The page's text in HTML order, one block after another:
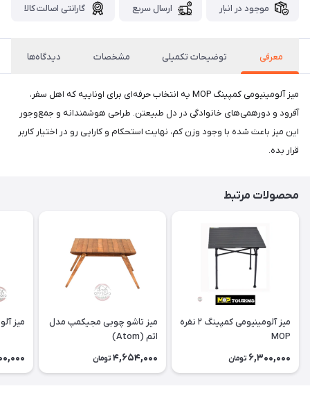
موجود در انبار ارسال سریع گارانتی اصالت کالا
معرفی توضیحات تکمیلی مشخصات دیدگاه‌ها
میز آلومینیومی کمپینگ MOP یه انتخاب حرفه‌ای برای اوناییه که اهل سفر،
آفرود و دورهمی‌های خانوادگی در دل طبیعتن. طراحی هوشمندانه و جمع‌وجور
این میز باعث شده با وجود وزن کم، نهایت استحکام و کارایی رو در اختیار کاربر
قرار بده.
محصولات مرتبط
میز آلومینیومی کمپینگ ۲ نفره
MOP
6,300,000 تومان
میز تاشو چوبی مجیکمپ مدل
اتم (Atom)
4,654,000 تومان
میز